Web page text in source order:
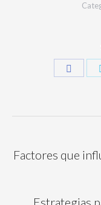
Factores que
Estrategias